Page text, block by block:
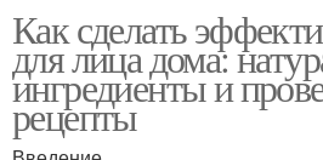
Как сделать
для лица дома:
ингредиенты и
рецепты